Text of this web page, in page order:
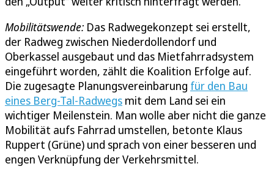
Mobilitätswende: Das Radwegekonzept sei erstellt,
der Radweg zwischen Niederdollendorf und
Oberkassel ausgebaut und das Mietfahrradsystem
eingeführt worden, zählt die Koalition Erfolge auf.
Die zugesagte Planungsvereinbarung für den Bau
eines Berg-Tal-Radwegs mit dem Land sei ein
wichtiger Meilenstein. Man wolle aber nicht die ganze
Mobilität aufs Fahrrad umstellen, betonte Klaus
Ruppert (Grüne) und sprach von einer besseren und
engen Verknüpfung der Verkehrsmittel.